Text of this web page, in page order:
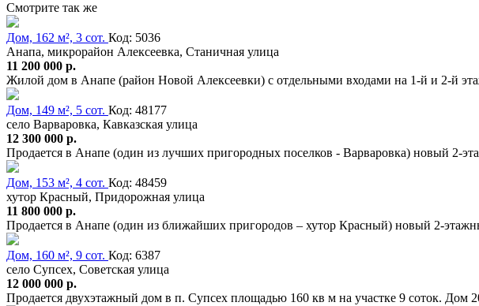
Смотрите так же
Дом, 162 м², 3 сот. Код: 5036
Анапа, микрорайон Алексеевка, Станичная улица
11 200 000 р.
Жилой дом в Анапе (район Новой Алексеевки) с отдельными входами на 1-й и 2-й
Дом, 149 м², 5 сот. Код: 48177
село Варваровка, Кавказская улица
12 300 000 р.
Продается в Анапе (один из лучших пригородных поселков - Варваровка) новый 2-
Дом, 153 м², 4 сот. Код: 48459
хутор Красный, Придорожная улица
11 800 000 р.
Продается в Анапе (один из ближайших пригородов – хутор Красный) новый 2-
Дом, 160 м², 9 сот. Код: 6387
село Супсех, Советская улица
12 000 000 р.
Продается двухэтажный дом в п. Супсех площадью 160 кв м на участке 9 соток. Дом